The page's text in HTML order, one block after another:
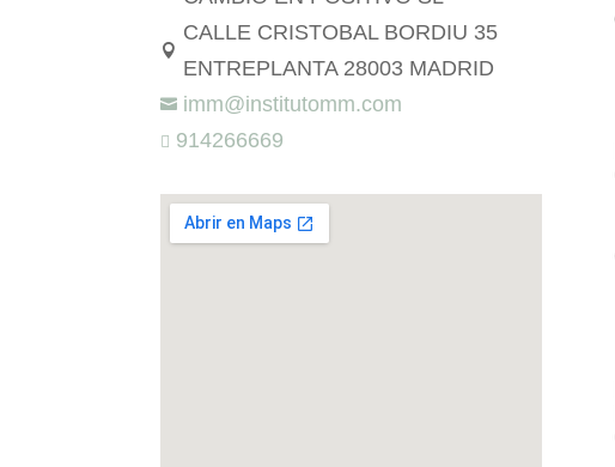

CALLE CRISTOBAL BORDIU 35
ENTREPLANTA 28003 MADRID
 imm@institutomm.com
 914266669